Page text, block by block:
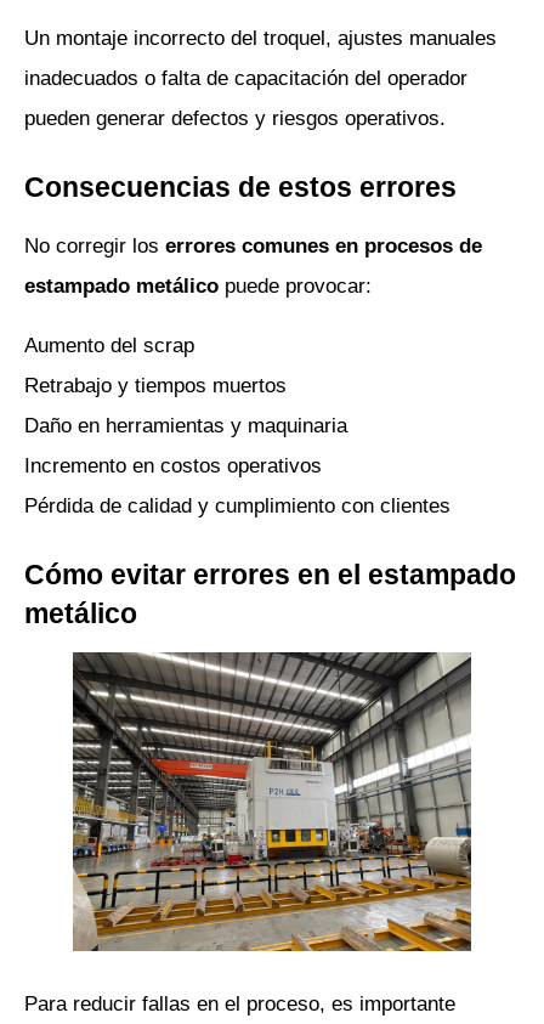
Un montaje incorrecto del troquel, ajustes manuales
inadecuados o falta de capacitación del operador
pueden generar defectos y riesgos operativos.
Consecuencias de estos errores
No corregir los errores comunes en procesos de
estampado metálico puede provocar:
Aumento del scrap
Retrabajo y tiempos muertos
Daño en herramientas y maquinaria
Incremento en costos operativos
Pérdida de calidad y cumplimiento con clientes
Cómo evitar errores en el estampado
metálico
Para reducir fallas en el proceso, es importante